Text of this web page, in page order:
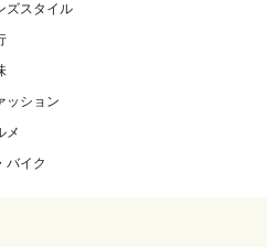
ズスタイル
ッション
メ
バイク